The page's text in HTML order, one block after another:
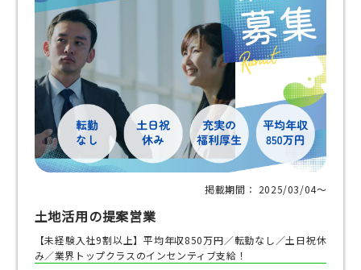
掲載期間： 2025/03/04〜
土地活用の提案営業
【未経験入社9割以上】平均年収850万円／転勤なし／土日祝休
み／業界トップクラスのインセンティブ支給！